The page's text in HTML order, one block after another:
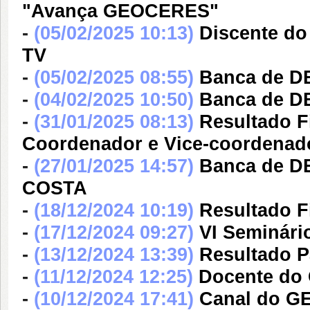
"Avança GEOCERES"
- (05/02/2025 10:13) Discente
TV
- (05/02/2025 08:55) Banca de
- (04/02/2025 10:50) Banca de
- (31/01/2025 08:13) Resultado
Coordenador e Vice-
- (27/01/2025 14:57) Banca de
COSTA
- (18/12/2024 10:19) Resultado
- (17/12/2024 09:27) VI
- (13/12/2024 13:39) Resultado
- (11/12/2024 12:25) Docente do
- (10/12/2024 17:41) Canal do